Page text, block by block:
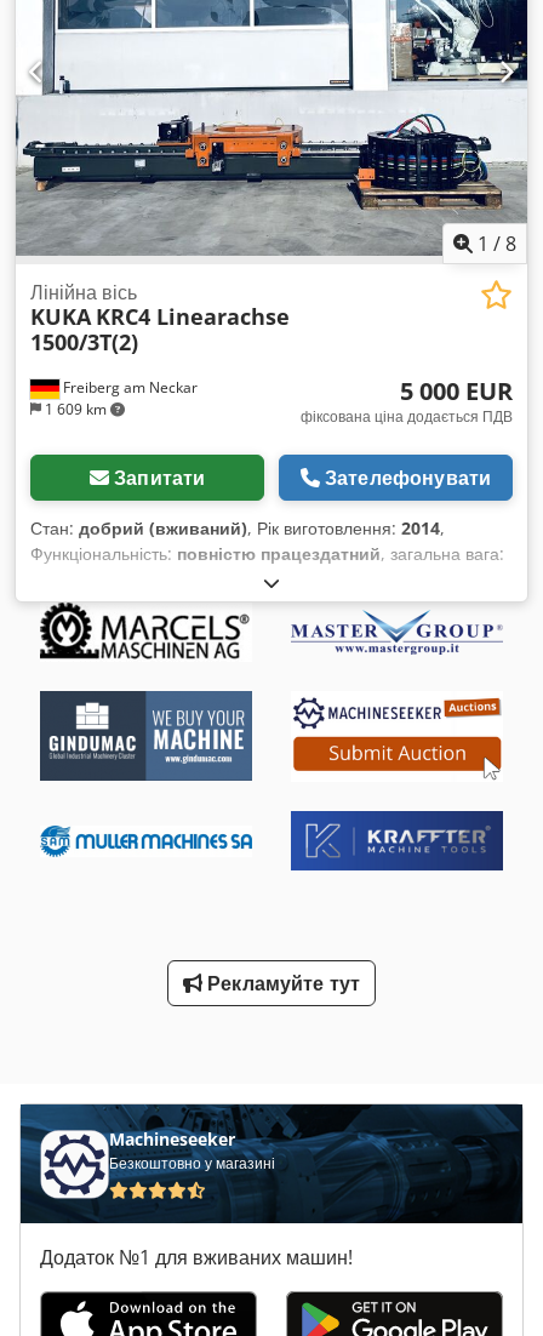
комплекті: різні стрічкові пилки В комплекті: транспортер
стружки
1 /8
Freiberg am Neckar
1 609 km
Лінійна вісь
KUKA KRC4 Linearachse
1500/3T(2)
5 000 EUR
фіксована ціна додається ПДВ
Запитати Зателефонувати
Стан: добрий (вживаний), Рік виготовлення: 2014,
Функціональність: повністю працездатний, загальна вага:
, KUKA KRC4 лінійна вісь 1500/3T Артикул: 8143983
Серійний номер: 143983 Лінійна вісь KUKA KRC4 — це
високоточний та надійний привід, ідеально підходящий для
промислових застосувань. Вона забезпечує точне
виробничих процесів і роботизованих системах. Її міцна
конструкція гарантує стабільну й надійну роботу навіть за
найскладніших умов експлуатації. Csdpfx Apsvzxg Ts Ierf
Рекламуйте тут
Machineseeker
Безкоштовно у магазині
Додаток №1 для вживаних машин!